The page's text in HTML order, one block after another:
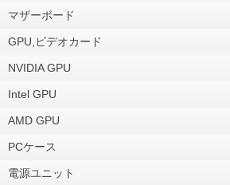
マザーボード
GPU,ビデオカード
NVIDIA GPU
Intel GPU
AMD GPU
PCケース
電源ユニット